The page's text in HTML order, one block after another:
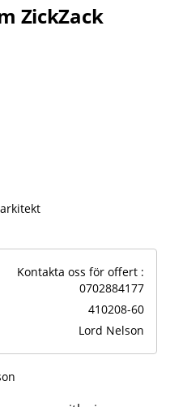
ZickZack
Kontakta oss för offert :
0702884177
410208-60
Lord Nelson